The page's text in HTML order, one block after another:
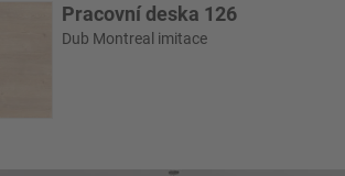
Pracovní deska 126
Dub Montreal imitace